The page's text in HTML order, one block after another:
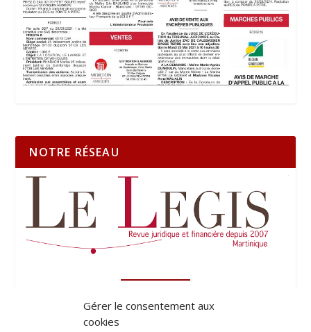
Gérer le consentement aux
cookies
NOTRE RÉSEAU